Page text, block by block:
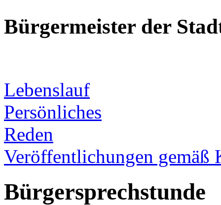
Bürgermeister der
Lebenslauf
Persönliches
Reden
Veröffentlichungen gemäß
Bürgersprechstunde